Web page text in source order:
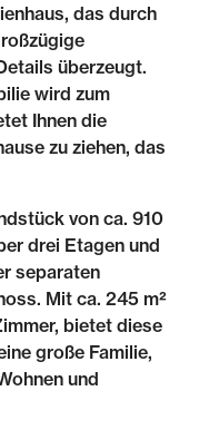
das durch
überzeugt.
wird zum
Ihnen die
zu ziehen, das
von ca. 910
drei Etagen und
separaten
Mit ca. 245 m²
bietet diese
große Familie,
und